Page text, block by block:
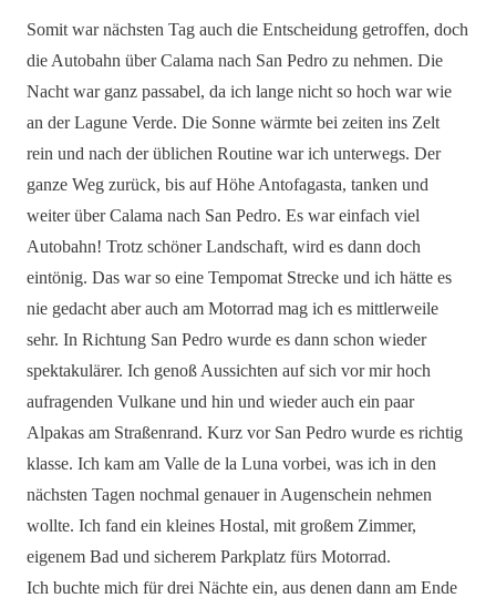
Somit war nächsten Tag auch die Entscheidung getroffen, doch
die Autobahn über Calama nach San Pedro zu nehmen. Die
Nacht war ganz passabel, da ich lange nicht so hoch war wie
an der Lagune Verde. Die Sonne wärmte bei zeiten ins Zelt
rein und nach der üblichen Routine war ich unterwegs. Der
ganze Weg zurück, bis auf Höhe Antofagasta, tanken und
weiter über Calama nach San Pedro. Es war einfach viel
Autobahn! Trotz schöner Landschaft, wird es dann doch
eintönig. Das war so eine Tempomat Strecke und ich hätte es
nie gedacht aber auch am Motorrad mag ich es mittlerweile
sehr. In Richtung San Pedro wurde es dann schon wieder
spektakulärer. Ich genoß Aussichten auf sich vor mir hoch
aufragenden Vulkane und hin und wieder auch ein paar
Alpakas am Straßenrand. Kurz vor San Pedro wurde es richtig
klasse. Ich kam am Valle de la Luna vorbei, was ich in den
nächsten Tagen nochmal genauer in Augenschein nehmen
wollte. Ich fand ein kleines Hostal, mit großem Zimmer,
eigenem Bad und sicherem Parkplatz fürs Motorrad.
Ich buchte mich für drei Nächte ein, aus denen dann am Ende